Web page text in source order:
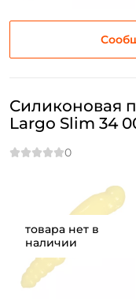
товара нет в
наличии
Силиконовая
Largo Slim 34